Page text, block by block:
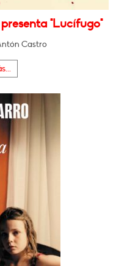
"Lucífugo"
Castro